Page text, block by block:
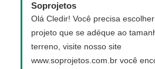
Soprojetos
Olá Cledir! Você precisa
projeto que se adéque ao
terreno, visite nosso site
www.soprojetos.com.br você